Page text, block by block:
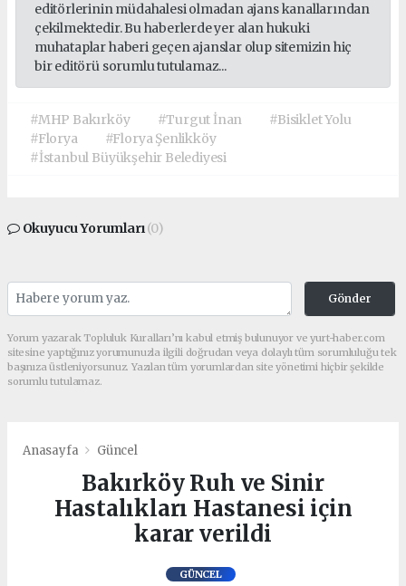
editörlerinin müdahalesi olmadan ajans kanallarından
çekilmektedir. Bu haberlerde yer alan hukuki
muhataplar haberi geçen ajanslar olup sitemizin hiç
bir editörü sorumlu tutulamaz...
#MHP Bakırköy #Turgut İnan
#Bisiklet Yolu
#Florya
#Florya Şenlikköy
#İstanbul Büyükşehir Belediyesi
Okuyucu Yorumları(0)
Gönder
Yorum yazarak Topluluk Kuralları’nı kabul etmiş bulunuyor ve yurt-haber.com
sitesine yaptığınız yorumunuzla ilgili doğrudan veya dolaylı tüm sorumluluğu tek
başınıza üstleniyorsunuz. Yazılan tüm yorumlardan site yönetimi hiçbir şekilde
sorumlu tutulamaz.
Anasayfa Güncel
Bakırköy Ruh ve Sinir
Hastalıkları Hastanesi için
karar verildi
GÜNCEL